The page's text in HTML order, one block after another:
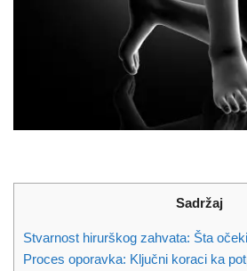
Sadržaj
Stvarnost hirurškog zahvata: Šta
Proces oporavka: Ključni koraci ka